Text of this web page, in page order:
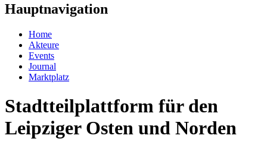
Hauptnavigation
Home
Akteure
Events
Journal
Marktplatz
Stadtteilplattform für den
Leipziger Osten und Norden